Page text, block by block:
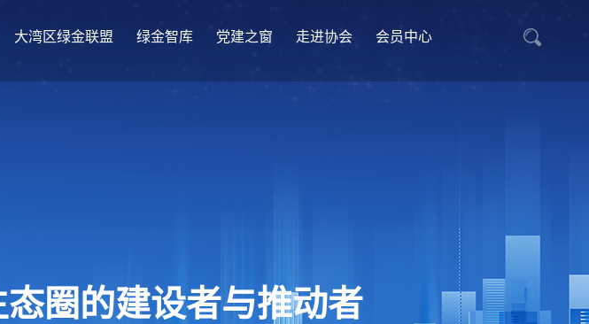
大湾区绿金联盟 绿金智库 党建之窗 走进协会 会员中心
圈的建设者与推动者